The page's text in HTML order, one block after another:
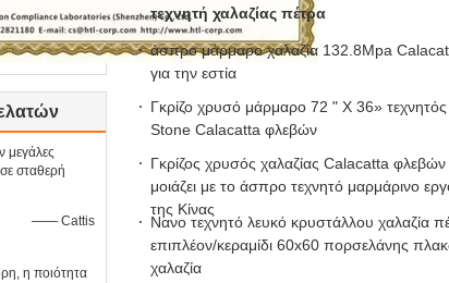
μεγάλες
σε σταθερή
—— Cattis
η ποιότητα
τεχνητή χαλαζίας πέτρα
άσπρο μάρμαρο χαλαζία 132.8Mpa
για την εστία
Γκρίζο χρυσό μάρμαρο 72 " Χ 36» τεχνητός
Stone Calacatta φλεβών
Γκρίζος χρυσός χαλαζίας Calacatta
μοιάζει με το άσπρο τεχνητό μαρμάρινο
της Κίνας
Νανο τεχνητό λευκό κρυστάλλου χαλαζία
επιπλέον/κεραμίδι 60x60 πορσελάνης
χαλαζία